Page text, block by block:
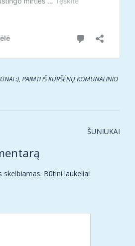
:), PAIMTI IŠ KURŠĖNŲ KOMUNALINIO
ŠUNIUKAI
skelbiamas. Būtini laukeliai